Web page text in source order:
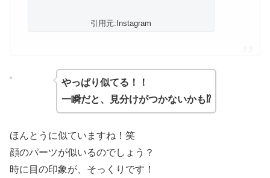
引用元:Instagram
やっぱり似てる！！
一瞬だと、見分けがつかないかも⁉︎
ほんとうに似ていますね！笑
顔のパーツが似いるのでしょう？
時に目の印象が、そっくりです！